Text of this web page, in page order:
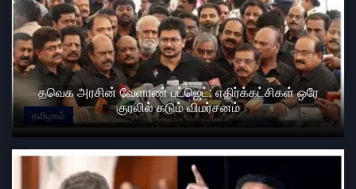
தமிழகம்
தவெக அரசின் வேளாண் பட்ஜெட்: எதிர்க்கட்சிகள் ஒரே
குரலில் கடும் விமர்சனம்